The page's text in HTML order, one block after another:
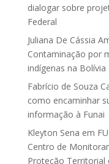
dialogar sobre
Federal
Juliana De Cássia
Contaminação por
indígenas na Bolívia
Fabrício de Souza
como encaminhar
informação à Funai
Kleyton Sena em
Centro de
Proteção Territorial